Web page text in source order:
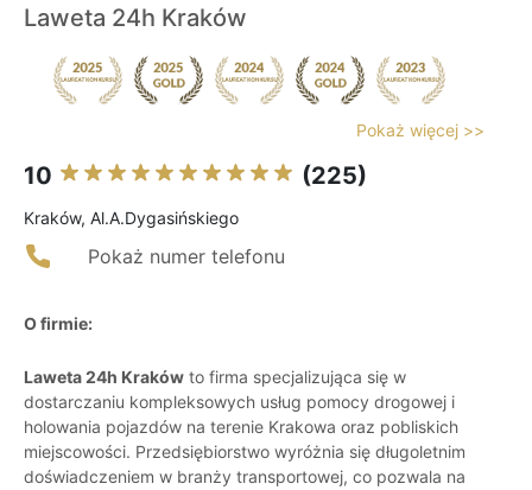
Laweta 24h Kraków
Pokaż więcej >>
10 (225)
Kraków, Al.A.Dygasińskiego
Pokaż numer telefonu
O firmie:
Laweta 24h Kraków to firma specjalizująca się w
dostarczaniu kompleksowych usług pomocy drogowej i
holowania pojazdów na terenie Krakowa oraz pobliskich
miejscowości. Przedsiębiorstwo wyróżnia się długoletnim
doświadczeniem w branży transportowej, co pozwala na